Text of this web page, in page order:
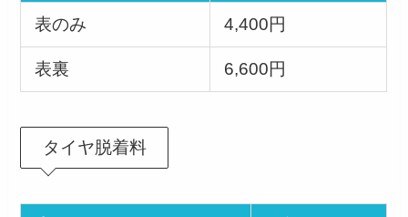
表のみ 4,400円
表裏 6,600円
タイヤ脱着料